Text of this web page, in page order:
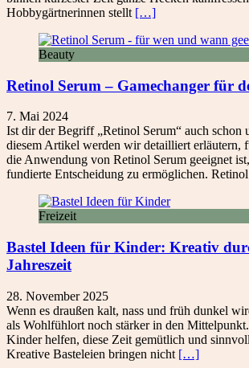
Hobbygärtnerinnen stellt […]
Beauty
Retinol Serum – Gamechanger für
7. Mai 2024
Ist dir der Begriff „Retinol Serum“ auch schon
diesem Artikel werden wir detailliert erläutern,
die Anwendung von Retinol Serum geeignet
fundierte Entscheidung zu ermöglichen. Retinol
Freizeit
Bastel Ideen für Kinder: Kreativ
Jahreszeit
28. November 2025
Wenn es draußen kalt, nass und früh dunkel
als Wohlfühlort noch stärker in den
Kinder helfen, diese Zeit gemütlich und
Kreative Basteleien bringen nicht […]